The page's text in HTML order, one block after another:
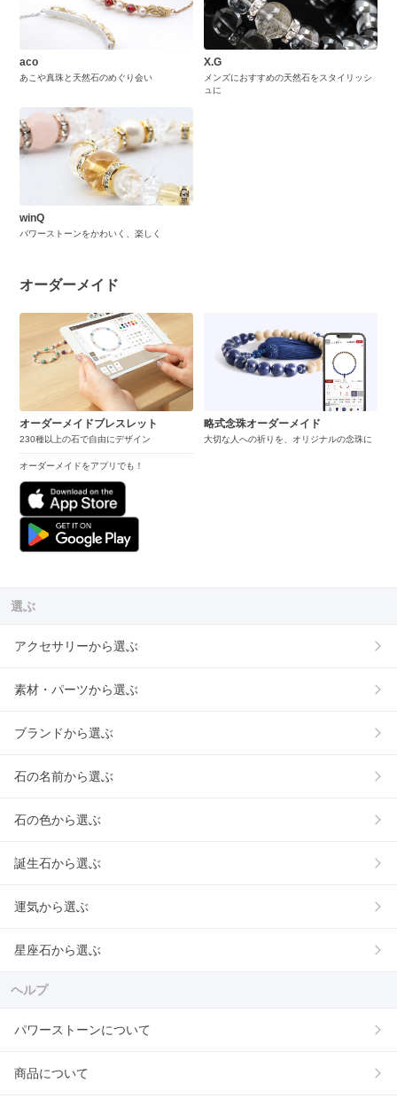
aco
あこや真珠と天然石のめぐり会い
X.G
メンズにおすすめの天然石をスタイリッシ
ュに
winQ
パワーストーンをかわいく、楽しく
オーダーメイド
オーダーメイドブレスレット
230種以上の石で自由にデザイン
オーダーメイドをアプリでも！
略式念珠オーダーメイド
大切な人への祈りを、オリジナルの念珠に
選ぶ
アクセサリーから選ぶ
素材・パーツから選ぶ
ブランドから選ぶ
石の名前から選ぶ
石の色から選ぶ
誕生石から選ぶ
運気から選ぶ
星座石から選ぶ
ヘルプ
パワーストーンについて
商品について